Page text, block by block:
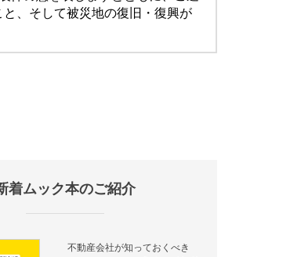
、そして被災地の復旧・復興が
着ムック本のご紹介
不動産会社が知っておくべき